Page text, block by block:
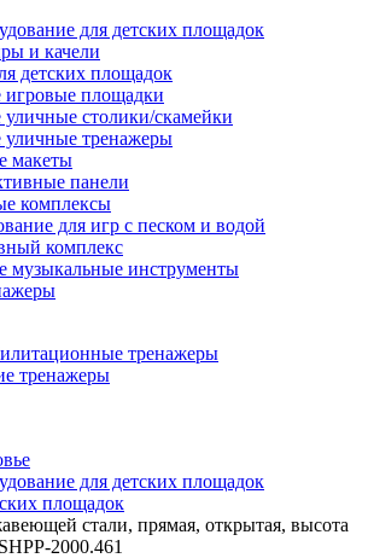
для детских площадок
и качели
детских площадок
игровые площадки
уличные столики/скамейки
уличные тренажеры
макеты
панели
комплексы
для игр с песком и водой
комплекс
музыкальные инструменты
тренажеры
тренажеры
для детских площадок
площадок
стали, прямая, открытая, высота
2000.461